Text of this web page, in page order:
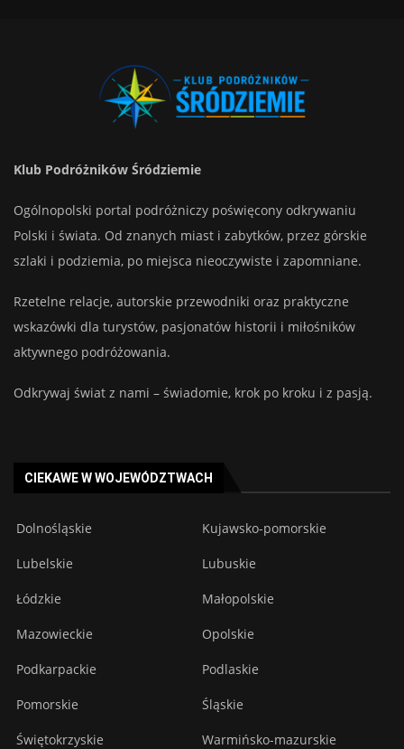
Klub Podróżników Śródziemie
Ogólnopolski portal podróżniczy poświęcony odkrywaniu
Polski i świata. Od znanych miast i zabytków, przez górskie
szlaki i podziemia, po miejsca nieoczywiste i zapomniane.
Rzetelne relacje, autorskie przewodniki oraz praktyczne
wskazówki dla turystów, pasjonatów historii i miłośników
aktywnego podróżowania.
Odkrywaj świat z nami – świadomie, krok po kroku i z pasją.
CIEKAWE W WOJEWÓDZTWACH
Dolnośląskie Kujawsko-pomorskie
Lubelskie Lubuskie
Łódzkie Małopolskie
Mazowieckie Opolskie
Podkarpackie Podlaskie
Pomorskie Śląskie
Świętokrzyskie Warmińsko-mazurskie